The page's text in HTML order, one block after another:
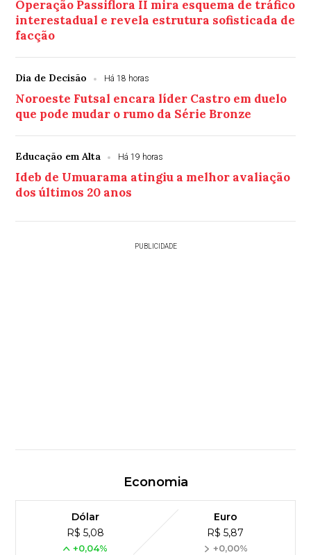
Operação Passiflora II mira esquema de tráfico
interestadual e revela estrutura sofisticada de
facção
Dia de Decisão Há 18 horas
Noroeste Futsal encara líder Castro em duelo
que pode mudar o rumo da Série Bronze
Educação em Alta Há 19 horas
Ideb de Umuarama atingiu a melhor avaliação
dos últimos 20 anos
PUBLICIDADE
Economia
Dólar
R$ 5,08
+0,04%
Euro
R$ 5,87
+0,00%